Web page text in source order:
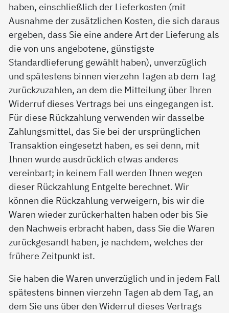
haben, einschließlich der Lieferkosten (mit
Ausnahme der zusätzlichen Kosten, die sich daraus
ergeben, dass Sie eine andere Art der Lieferung als
die von uns angebotene, günstigste
Standardlieferung gewählt haben), unverzüglich
und spätestens binnen vierzehn Tagen ab dem Tag
zurückzuzahlen, an dem die Mitteilung über Ihren
Widerruf dieses Vertrags bei uns eingegangen ist.
Für diese Rückzahlung verwenden wir dasselbe
Zahlungsmittel, das Sie bei der ursprünglichen
Transaktion eingesetzt haben, es sei denn, mit
Ihnen wurde ausdrücklich etwas anderes
vereinbart; in keinem Fall werden Ihnen wegen
dieser Rückzahlung Entgelte berechnet. Wir
können die Rückzahlung verweigern, bis wir die
Waren wieder zurückerhalten haben oder bis Sie
den Nachweis erbracht haben, dass Sie die Waren
zurückgesandt haben, je nachdem, welches der
frühere Zeitpunkt ist.
Sie haben die Waren unverzüglich und in jedem Fall
spätestens binnen vierzehn Tagen ab dem Tag, an
dem Sie uns über den Widerruf dieses Vertrags